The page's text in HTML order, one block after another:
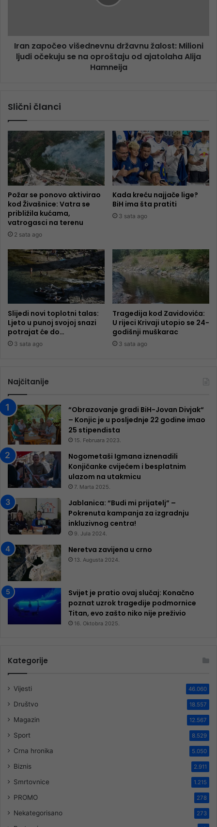
Iran započeo višednevnu državnu žalost: Milioni
ljudi očekuju se na oproštaju od ajatolaha Alija
Hamneija
Slični članci
Požar se ponovo aktivirao
kod Živašnice: Vatra se
približila kućama,
vatrogasci na terenu
2 sata ago
Kada kreću najjače lige?
BiH ima šta pratiti
3 sata ago
Slijedi novi toplotni talas:
Ljeto u punoj svojoj snazi
potrajat će do…
3 sata ago
Tragedija kod Zavidovića:
U rijeci Krivaji utopio se 24-
godišnji muškarac
3 sata ago
Najčitanije
“Obrazovanje gradi BiH-Jovan Divjak“
– Konjic je u posljednje 22 godine imao
25 ​​stipendista
15. Februara 2023.
Nogometaši Igmana iznenadili
Konjičanke cvijećem i besplatnim
ulazom na utakmicu
7. Marta 2025.
Jablanica: “Budi mi prijatelj” –
Pokrenuta kampanja za izgradnju
inkluzivnog centra!
9. Jula 2024.
Neretva zavijena u crno
13. Augusta 2024.
Svijet je pratio ovaj slučaj: Konačno
poznat uzrok tragedije podmornice
Titan, evo zašto niko nije preživio
16. Oktobra 2025.
Kategorije
Vijesti 46.060
Društvo 18.557
Magazin 12.567
Sport 8.529
Crna hronika 5.050
Biznis 2.911
Smrtovnice 1.215
PROMO 278
Nekategorisano 273